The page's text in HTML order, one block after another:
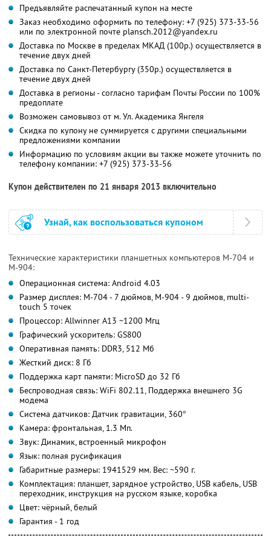
Предъявляйте распечатанный купон на месте
Заказ необходимо оформить по телефону: +7 (925) 373-33-56
или по электронной почте plansch.2012@yandex.ru
Доставка по Москве в пределах МКАД (100р.) осуществляется в
течение двух дней
Доставка по Санкт-Петербургу (350р.) осуществляется в
течение двух дней
Доставка в регионы - согласно тарифам Почты России по 100%
предоплате
Возможен самовывоз от м. Ул. Академика Янгеля
Скидка по купону не суммируется с другими специальными
предложениями компании
Информацию по условиям акции вы также можете уточнить по
телефону компании: +7 (925) 373-33-56
Купон действителен по 21 января 2013 включительно
Узнай, как воспользоваться купоном
Технические характеристики планшетных компьютеров M-704 и
M-904:
Операционная система: Android 4.03
Размер дисплея: M-704 - 7 дюймов, M-904 - 9 дюймов, multi-
touch 5 точек
Процессор: Allwinner A13 ~1200 Мгц
Графический ускоритель: GS800
Оперативная память: DDR3, 512 Мб
Жесткий диск: 8 Гб
Поддержка карт памяти: MicroSD до 32 Гб
Беспроводная связь: WiFi 802.11, Поддержка внешнего 3G
модема
Система датчиков: Датчик гравитации, 360°
Камера: фронтальная, 1.3 Мп.
Звук: Динамик, встроенный микрофон
Язык: полная русификация
Габаритные размеры: 1941529 мм. Вес: ~590 г.
Комплектация: планшет, зарядное устройство, USB кабель, USB
переходник, инструкция на русском языке, коробка
Цвет: чёрный, белый
Гарантия - 1 год